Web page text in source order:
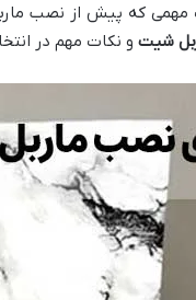
مهمی که پیش از نصب
شیت و نکات مهم در